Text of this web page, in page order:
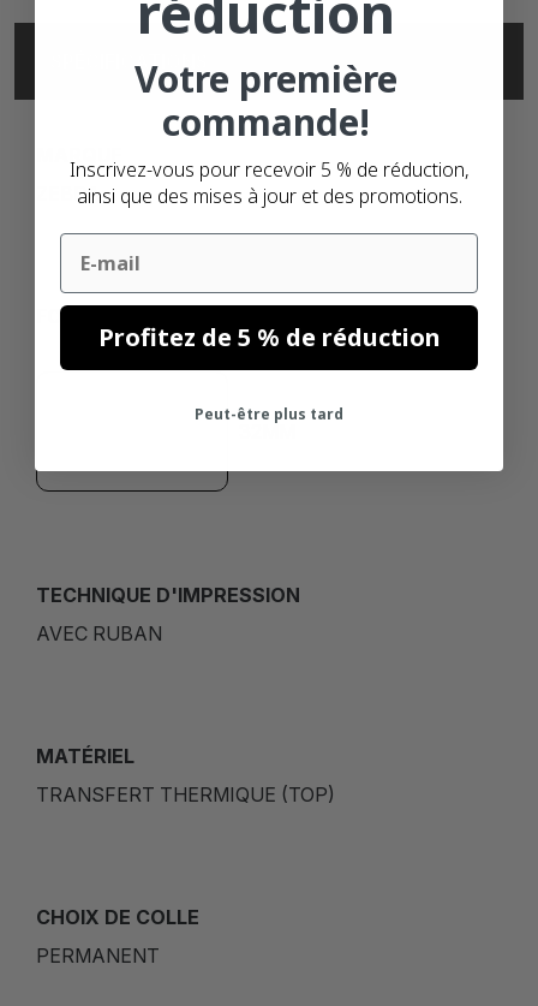
SPÉCIFICATIONS
ZEBRA
FORMAT
70MM
32MM
TECHNIQUE D'IMPRESSION
AVEC RUBAN
MATÉRIEL
TRANSFERT THERMIQUE (TOP)
CHOIX DE COLLE
PERMANENT
Votre première
commande!
Inscrivez-vous pour recevoir 5 % de réduction,
ainsi que des mises à jour et des promotions.
Email
Profitez de 5 % de réduction
Peut-être plus tard